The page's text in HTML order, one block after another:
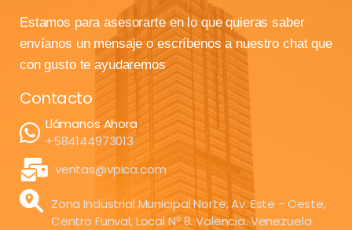
Estamos para asesorarte en lo que quieras saber
envíanos un mensaje o escríbenos a nuestro chat que
con gusto te ayudaremos
Contacto
Llámanos Ahora
+584144973013
ventas@vpica.com
Zona Industrial Municipal Norte, Av. Este - Oeste,
Centro Funval, Local Nº 8. Valencia. Venezuela